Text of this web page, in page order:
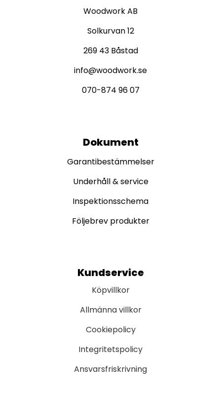
Woodwork AB
Solkurvan 12
269 43 Båstad
info@woodwork.se
070-874 96 07
Dokument
Garantibestämmelser
Underhåll & service
Inspektionsschema
Följebrev produkter
Kundservice
Köpvillkor
Allmänna villkor
Cookiepolicy
Integritetspolicy
Ansvarsfriskrivning